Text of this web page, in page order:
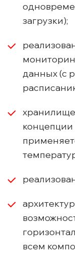
загрузки);
данных (с
всем